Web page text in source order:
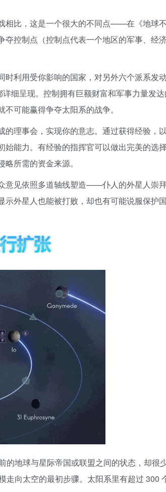
相比，这是一个很大的不同点——在《地球不
控制点（控制点代表一个地区的军事、经
利用受你影响的国家，对另外六个派系发
细呈现。控制拥有巨额财富和军事力量发
可能赢得争夺太阳系的战争。
理事会，实现你的意志。通过获得经验，
能力。有经验的指挥官可以做出完美的选
所需的资金来源。
意见依照多道轴线塑造——仆人的外星人崇
外星人也能被打败，却也有可能说服保护
地球与星际帝国或联盟之间的状态，却很
走向太空的最初步骤。太阳系里有超过 300